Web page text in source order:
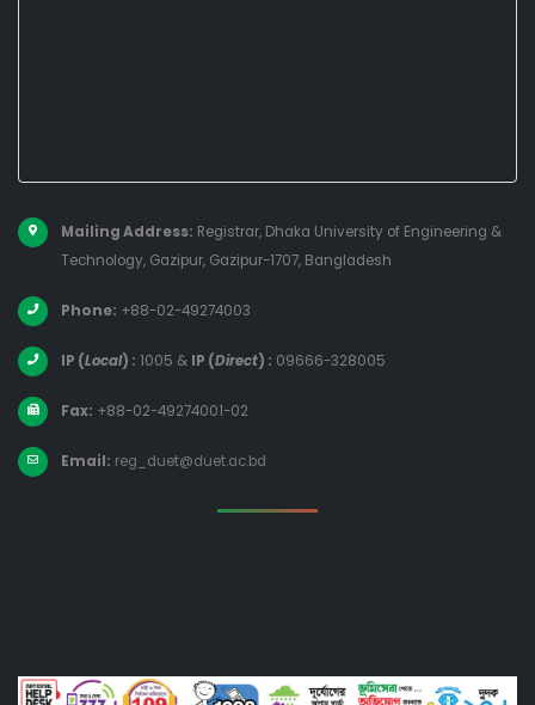
Mailing Address: Registrar, Dhaka University of Engineering &
Technology, Gazipur, Gazipur-1707, Bangladesh
Phone: +88-02-49274003
IP (Local) : 1005 & IP (Direct) : 09666-328005
Fax: +88-02-49274001-02
Email: reg_duet@duet.ac.bd